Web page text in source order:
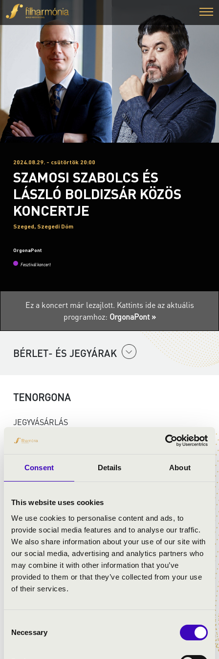
Consent Details About
This website uses cookies
We use cookies to personalise content and ads, to
provide social media features and to analyse our traffic.
We also share information about your use of our site with
our social media, advertising and analytics partners who
may combine it with other information that you’ve
provided to them or that they’ve collected from your use
of their services.
Selection
Necessary
2024.08.29. - csütörtök 20:00
SZAMOSI SZABOLCS ÉS
LÁSZLÓ BOLDIZSÁR KÖZÖS
KONCERTJE
Szeged, Szegedi Dóm
OrgonaPont
Fesztivál koncert
Ez a koncert már lezajlott. Kattints ide az aktuális
programhoz: OrgonaPont »
BÉRLET- ÉS JEGYÁRAK
TENORGONA
JEGYVÁSÁRLÁS
ELŐADÓK:
Szamosi Szabolcs- orgona
László Boldizsár - tenor
Karg-Elert: Nun danket alle Gott